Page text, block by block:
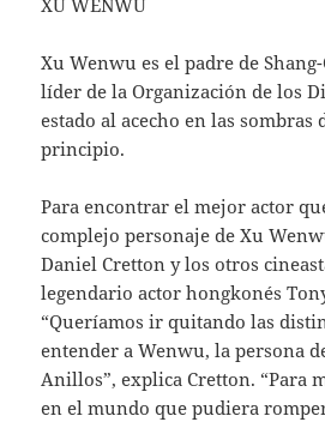
Xu Wenwu es el padre de
líder de la Organización de los
estado al acecho en las sombras
principio.
Para encontrar el mejor actor
complejo personaje de Xu
Daniel Cretton y los otros
legendario actor hongkonés
“Queríamos ir quitando las
entender a Wenwu, la persona
Anillos”, explica Cretton. “Para
en el mundo que pudiera